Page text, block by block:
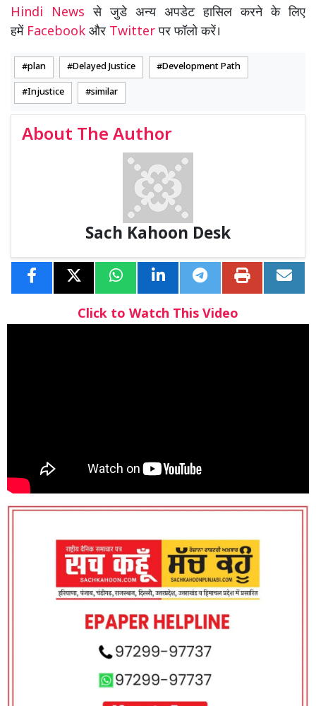
Hindi Newsसे जुडे अन्य अपडेट हासिल करने के लिए
हमें Facebook और Twitterपर फॉलो करें।
plan Delayed Justice Development Path
Injustice similar
About The Author
Sach Kahoon Desk
Click to Watch This Video